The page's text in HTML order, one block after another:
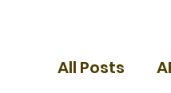
All Posts